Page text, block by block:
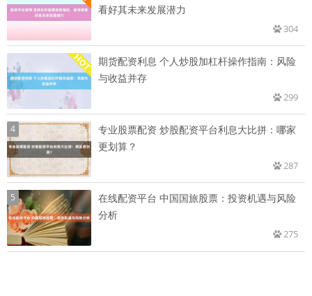
看好其未来发展潜力
304
期货配资利息 个人炒股加杠杆操作指南：风险
与收益并存
299
4
专业股票配资 炒股配资平台利息大比拼：哪家
更划算？
287
5
在线配资平台 中国国旅股票：投资机遇与风险
分析
275